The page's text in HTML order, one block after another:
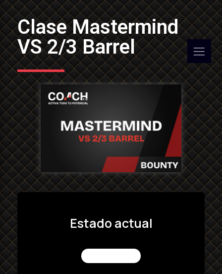
Clase Mastermind
VS 2/3 Barrel
Estado actual